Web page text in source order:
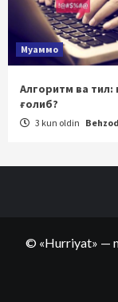
Муаммо
Алгоритм ва тил:
ғолиб?
3 kun oldin Behzod
© «Hurriyat» —